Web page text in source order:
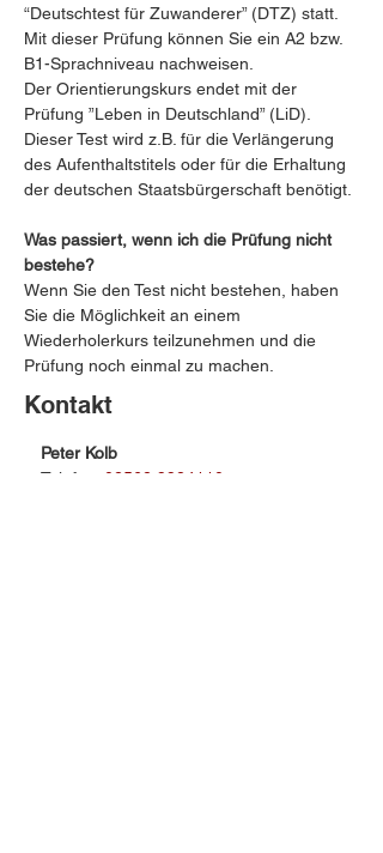
“Deutschtest für Zuwanderer” (DTZ) statt.
Mit dieser Prüfung können Sie ein A2 bzw.
B1-Sprachniveau nachweisen.
Der Orientierungskurs endet mit der
Prüfung ”Leben in Deutschland” (LiD).
Dieser Test wird z.B. für die Verlängerung
des Aufenthaltstitels oder für die Erhaltung
der deutschen Staatsbürgerschaft benötigt.
Was passiert, wenn ich die Prüfung nicht
bestehe?
Wenn Sie den Test nicht bestehen, haben
Sie die Möglichkeit an einem
Wiederholerkurs teilzunehmen und die
Prüfung noch einmal zu machen.
Kontakt
Peter Kolb
Telefon:
02562 9924110